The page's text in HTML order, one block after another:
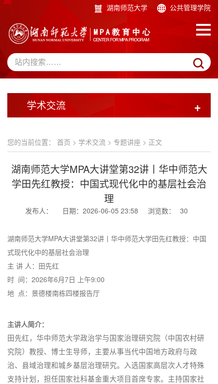
湖南师范大学 公共管理学院
学术交流 +
您的当前位置： 首页 > 学术交流 > 专题讲座 > 正文
湖南师范大学MPA大讲堂第32讲丨华中师范大
学田先红教授：中国式现代化中的基层社会治
理
发布人： 日期：2026-06-05 23:58 浏览数： 30
湖南师范大学MPA大讲堂第32讲丨华中师范大学田先红教授：中国
式现代化中的基层社会治理
主 讲 人：田先红
时 间：2026年6月7日 上午9:00
地 点：景德楼南栋四楼报告厅
主讲人简介：
田先红，华中师范大学政治学与国家治理研究院（中国农村研
究院）教授、博士生导师，主要从事当代中国地方政府与政
治、县域治理和城乡基层治理研究。入选国家高层次人才特殊
支持计划，担任国家社科基金重大项目首席专家。主持国家社